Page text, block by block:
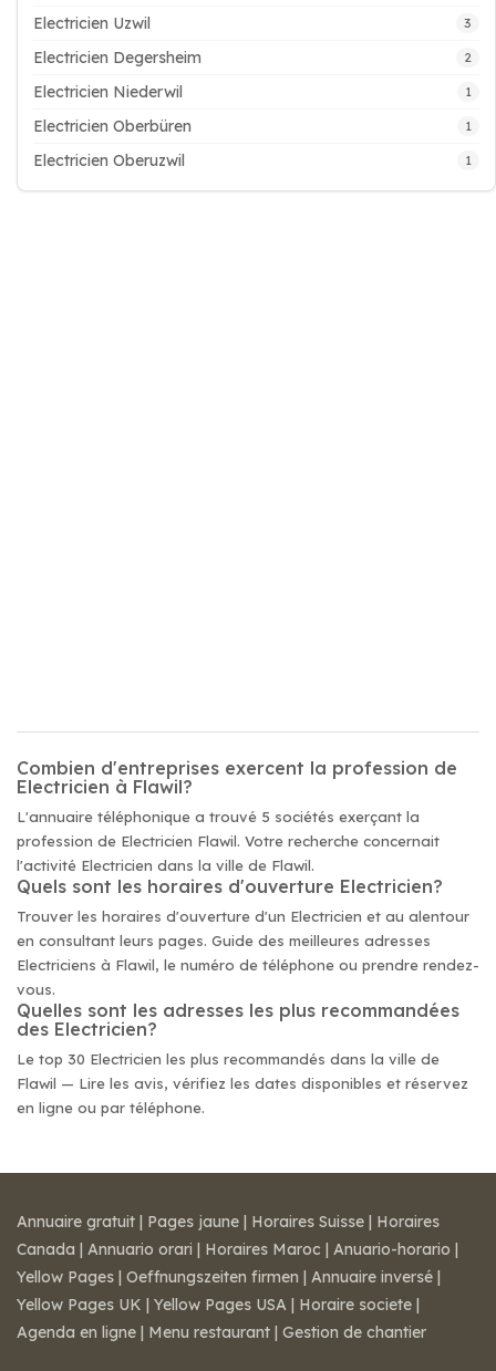
Electricien Uzwil 3
Electricien Degersheim 2
Electricien Niederwil 1
Electricien Oberbüren 1
Electricien Oberuzwil 1
Combien d'entreprises exercent la profession de
Electricien à Flawil?
L'annuaire téléphonique a trouvé 5 sociétés exerçant la
profession de Electricien Flawil. Votre recherche concernait
l'activité Electricien dans la ville de Flawil.
Quels sont les horaires d'ouverture Electricien?
Trouver les horaires d'ouverture d'un Electricien et au alentour
en consultant leurs pages. Guide des meilleures adresses
Electriciens à Flawil, le numéro de téléphone ou prendre rendez-
vous.
Quelles sont les adresses les plus recommandées
des Electricien?
Le top 30 Electricien les plus recommandés dans la ville de
Flawil — Lire les avis, vérifiez les dates disponibles et réservez
en ligne ou par téléphone.
Annuaire gratuit | Pages jaune | Horaires Suisse | Horaires
Canada | Annuario orari | Horaires Maroc | Anuario-horario |
Yellow Pages | Oeffnungszeiten firmen | Annuaire inversé |
Yellow Pages UK | Yellow Pages USA | Horaire societe |
Agenda en ligne | Menu restaurant | Gestion de chantier